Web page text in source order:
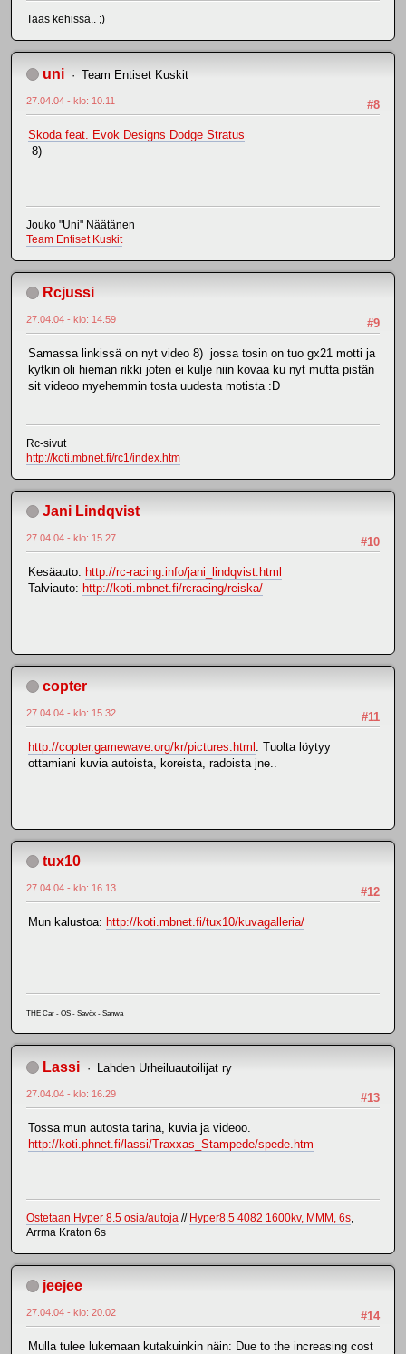
Taas kehissä.. ;)
uni Team Entiset Kuskit
#8
27.04.04 - klo: 10.11
Skoda feat. Evok Designs Dodge Stratus
8)
Jouko "Uni" Näätänen
Team Entiset Kuskit
Rcjussi
#9
27.04.04 - klo: 14.59
Samassa linkissä on nyt video 8) jossa tosin on tuo gx21 motti ja
kytkin oli hieman rikki joten ei kulje niin kovaa ku nyt mutta pistän
sit videoo myehemmin tosta uudesta motista :D
Rc-sivut
http://koti.mbnet.fi/rc1/index.htm
Jani Lindqvist
#10
27.04.04 - klo: 15.27
Kesäauto: http://rc-racing.info/jani_lindqvist.html
Talviauto: http://koti.mbnet.fi/rcracing/reiska/
copter
#11
27.04.04 - klo: 15.32
http://copter.gamewave.org/kr/pictures.html
. Tuolta löytyy
ottamiani kuvia autoista, koreista, radoista jne..
tux10
#12
27.04.04 - klo: 16.13
Mun kalustoa: http://koti.mbnet.fi/tux10/kuvagalleria/
THE Car - OS - Savöx - Sanwa
Lassi Lahden Urheiluautoilijat ry
#13
27.04.04 - klo: 16.29
Tossa mun autosta tarina, kuvia ja videoo.
http://koti.phnet.fi/lassi/Traxxas_Stampede/spede.htm
Ostetaan Hyper 8.5 osia/autoja // Hyper8.5 4082 1600kv, MMM, 6s
Arrma Kraton 6s
jeejee
#14
27.04.04 - klo: 20.02
Mulla tulee lukemaan kutakuinkin näin: Due to the increasing cost